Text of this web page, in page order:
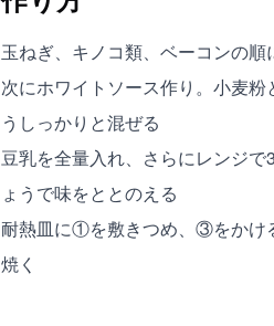
玉ねぎ、キノコ類、ベーコンの
次にホワイトソース作り。小麦
うしっかりと混ぜる
豆乳を全量入れ、さらにレンジ
ょうで味をととのえる
耐熱皿に①を敷きつめ、③をかけ
焼く